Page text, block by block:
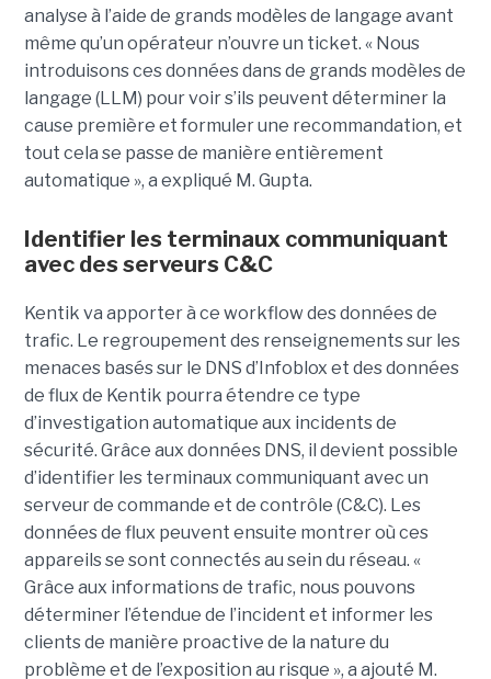
analyse à l’aide de grands modèles de langage avant
même qu’un opérateur n’ouvre un ticket. « Nous
introduisons ces données dans de grands modèles de
langage (LLM) pour voir s’ils peuvent déterminer la
cause première et formuler une recommandation, et
tout cela se passe de manière entièrement
automatique », a expliqué M. Gupta.
Identifier les terminaux communiquant
avec des serveurs C&C
Kentik va apporter à ce workflow des données de
trafic. Le regroupement des renseignements sur les
menaces basés sur le DNS d’Infoblox et des données
de flux de Kentik pourra étendre ce type
d’investigation automatique aux incidents de
sécurité. Grâce aux données DNS, il devient possible
d’identifier les terminaux communiquant avec un
serveur de commande et de contrôle (C&C). Les
données de flux peuvent ensuite montrer où ces
appareils se sont connectés au sein du réseau. «
Grâce aux informations de trafic, nous pouvons
déterminer l’étendue de l’incident et informer les
clients de manière proactive de la nature du
problème et de l’exposition au risque », a ajouté M.